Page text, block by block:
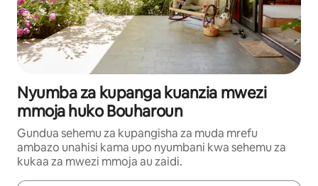
Nyumba za kupanga kuanzia mwezi
mmoja huko Bouharoun
Gundua sehemu za kupangisha za muda mrefu
ambazo unahisi kama upo nyumbani kwa sehemu za
kukaa za mwezi mmoja au zaidi.